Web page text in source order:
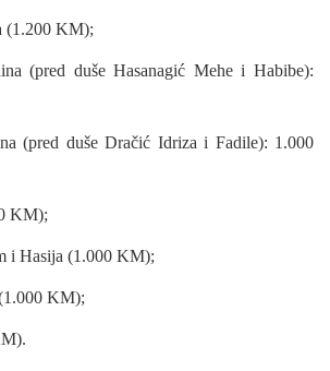
(1.200 KM);
(pred duše Hasanagić Mehe i Habibe):
(pred duše Dračić Idriza i Fadile): 1.000
KM);
i Hasija (1.000 KM);
KM);